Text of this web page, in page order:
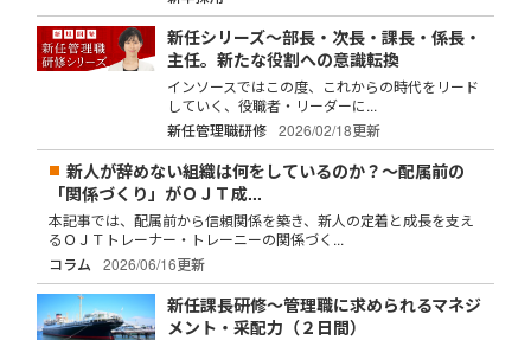
新任シリーズ～部長・次長・課長・係長・
主任。新たな役割への意識転換
インソースではこの度、これからの時代をリード
していく、役職者・リーダーに...
新任管理職研修
2026/02/18更新
新人が辞めない組織は何をしているのか？～配属前の
「関係づくり」がＯＪＴ成...
本記事では、配属前から信頼関係を築き、新人の定着と成長を支え
るＯＪＴトレーナー・トレーニーの関係づく...
コラム
2026/06/16更新
新任課長研修～管理職に求められるマネジ
メント・采配力（２日間）